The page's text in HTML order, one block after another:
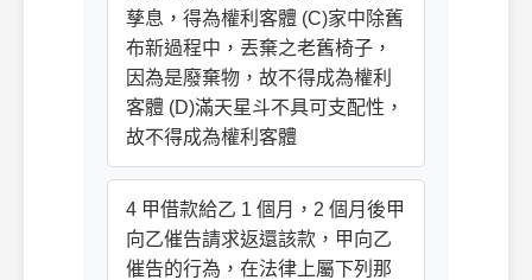
孳息，得為權利客體 (C)家中除舊
布新過程中，丟棄之老舊椅子，
因為是廢棄物，故不得成為權利
客體 (D)滿天星斗不具可支配性，
故不得成為權利客體
4 甲借款給乙 1 個月，2 個月後甲
向乙催告請求返還該款，甲向乙
催告的行為，在法律上屬下列那